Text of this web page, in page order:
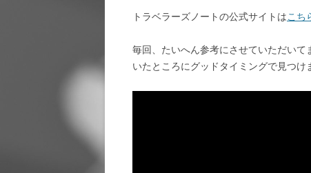
トラベラーズノートの公式サイトはこち
毎回、たいへん参考にさせていただい
いたところにグッドタイミングで見つけ